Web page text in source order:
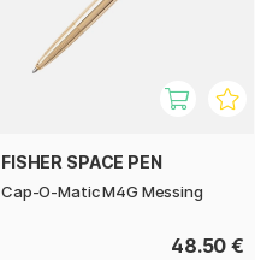
FISHER SPACE PEN
Cap-O-Matic M4G Messing
48.50 €